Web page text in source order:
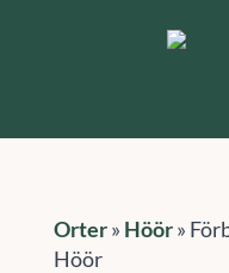
Orter» Höör»
Höör